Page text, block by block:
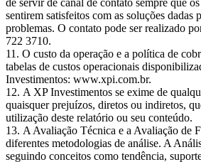
sentirem satisfeitos com as soluções dadas
problemas. O contato pode ser realizado
722 3710.
O custo da operação e a política de
tabelas de custos operacionais
Investimentos: www.xpi.com.br.
A XP Investimentos se exime de
quaisquer prejuízos, diretos ou indiretos,
utilização deste relatório ou seu conteúdo.
A Avaliação Técnica e a Avaliação de
diferentes metodologias de análise. A
seguindo conceitos como tendência,